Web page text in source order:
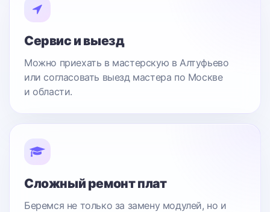
Сервис и выезд
Можно приехать в мастерскую в Алтуфьево
или согласовать выезд мастера по Москве
и области.
Сложный ремонт плат
Беремся не только за замену модулей, но и